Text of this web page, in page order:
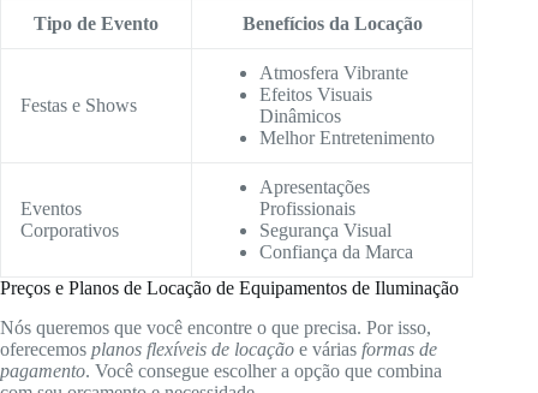
Tipo de Evento
Benefícios da Locação
Festas e Shows
Atmosfera Vibrante
Efeitos Visuais
Dinâmicos
Melhor Entretenimento
Eventos
Corporativos
Apresentações
Profissionais
Segurança Visual
Confiança da Marca
Preços e Planos de Locação de Equipamentos de Iluminação
Nós queremos que você encontre o que precisa. Por isso,
oferecemos planos flexíveis de locação e várias formas de
pagamento. Você consegue escolher a opção que combina